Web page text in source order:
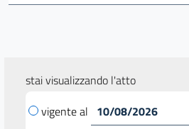
stai visualizzando l'atto
vigente al